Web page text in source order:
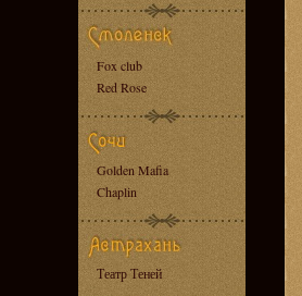
Fox club
Red Rose
Golden Mafia
Chaplin
Театр Теней